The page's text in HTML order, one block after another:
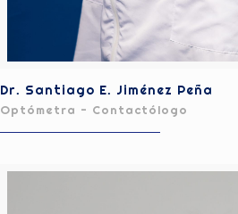
Dr. Santiago E. Jiménez Peña
Optómetra - Contactólogo